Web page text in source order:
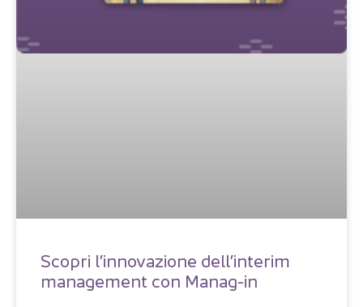
Scopri l’innovazione dell’interim
management con Manag-in